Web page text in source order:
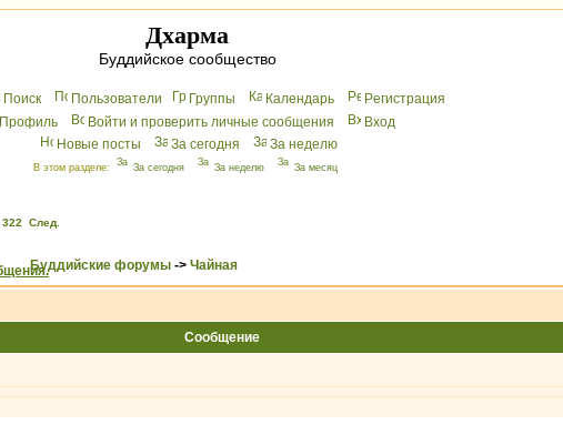
Дхарма
Буддийское сообщество
Поиск Пользователи Группы Календарь
Peгиcтрaция
Профиль
Войти и проверить личные сообщения
Вхoд
Новые посты
За сегодня За неделю
В этом разделе: За сегодня За неделю За месяц
322 След.
Буддийские форумы -> Чайная
Сообщение